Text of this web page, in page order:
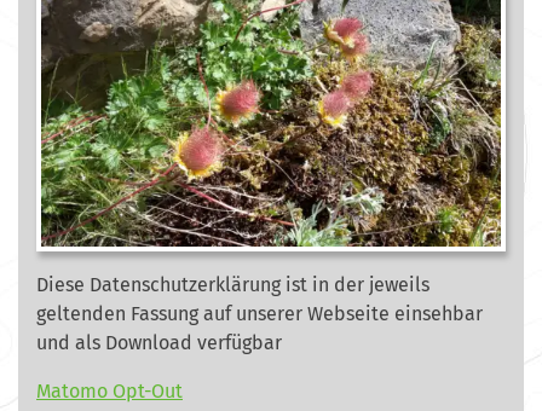
Diese Datenschutzerklärung ist in der jeweils
geltenden Fassung auf unserer Webseite einsehbar
und als Download verfügbar
Matomo Opt-Out